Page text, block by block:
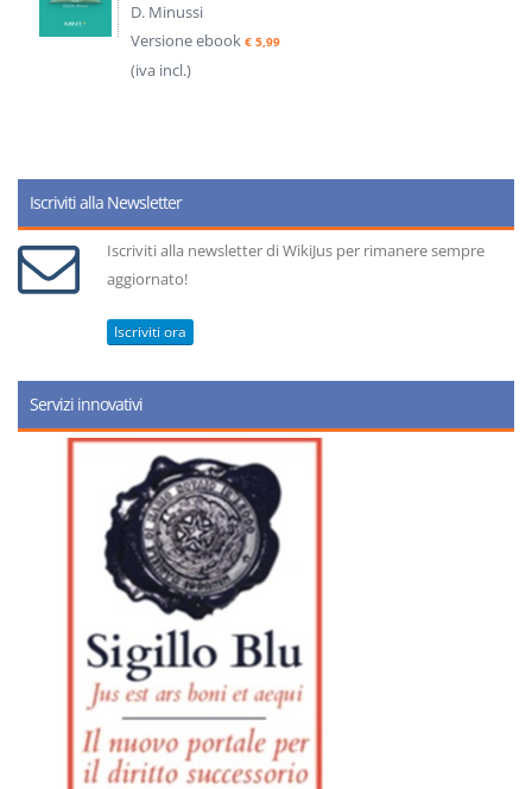
D. Minussi
Versione ebook € 5,99
(iva incl.)
Iscriviti alla Newsletter
Iscriviti alla newsletter di WikiJus per rimanere sempre
aggiornato!
Iscriviti ora
Servizi innovativi